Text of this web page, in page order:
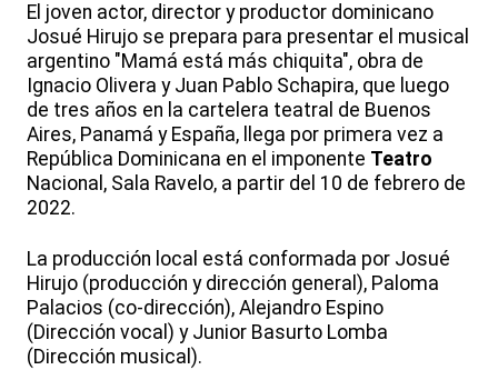
El joven actor, director y productor dominicano
Josué Hirujo se prepara para presentar el musical
argentino "Mamá está más chiquita", obra de
Ignacio Olivera y Juan Pablo Schapira, que luego
de tres años en la cartelera teatral de Buenos
Aires, Panamá y España, llega por primera vez a
República Dominicana en el imponente Teatro
Nacional, Sala Ravelo, a partir del 10 de febrero de
2022.
La producción local está conformada por Josué
Hirujo (producción y dirección general), Paloma
Palacios (co-dirección), Alejandro Espino
(Dirección vocal) y Junior Basurto Lomba
(Dirección musical).